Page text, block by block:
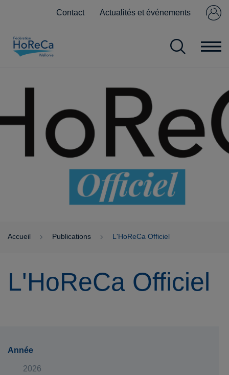
Contact Actualités et événements
membre ?
Accueil Publications L'HoReCa Officiel
L'HoReCa Officiel
Année
2026